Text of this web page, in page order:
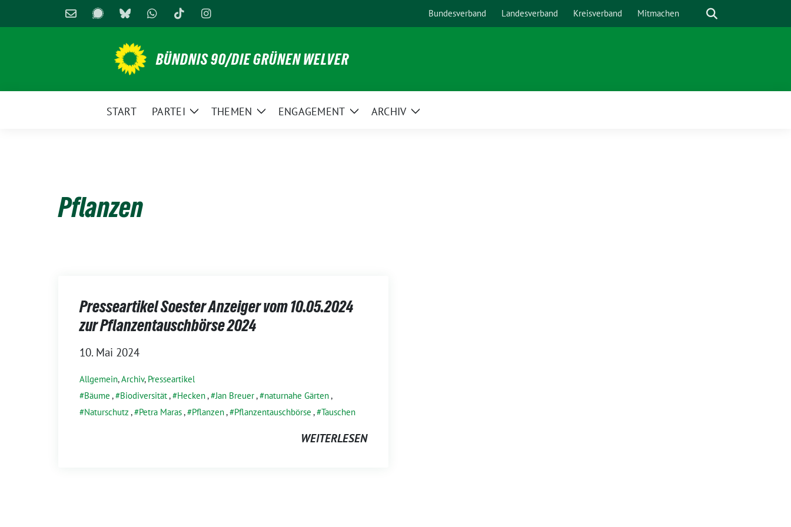
zum
Bundesverband Landesverband Kreisverband Mitmachen Suche
BÜNDNIS 90/DIE GRÜNEN WELVER
START PARTEI
ZeigeTHEMEN
ZeigeENGAGEMENT
ZeigeARCHIV
Zeige
Pflanzen
Presseartikel Soester Anzeiger vom 10.05.2024
zur Pflanzentauschbörse 2024
10. Mai 2024
Allgemein,Archiv, Presseartikel
Bäume , Biodiversität, Hecken, Jan Breuer, naturnahe Gärten,
Naturschutz , Petra Maras, Pflanzen, Pflanzentauschbörse , Tauschen
WEITERLESEN